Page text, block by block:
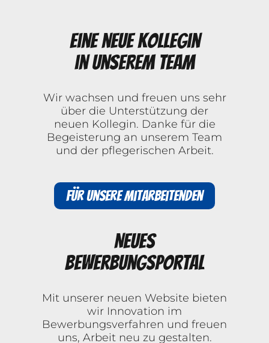
Eine neue Kollegin
in unserem Team
Wir wachsen und freuen uns sehr
über die Unterstützung der
neuen Kollegin. Danke für die
Begeisterung an unserem Team
und der pflegerischen Arbeit.
Für unsere Mitarbeitenden
Neues
Bewerbungsportal
Mit unserer neuen Website bieten
wir Innovation im
Bewerbungsverfahren und freuen
uns, Arbeit neu zu gestalten.